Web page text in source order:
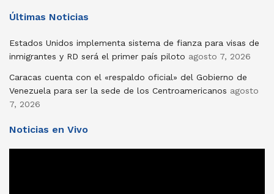
Últimas Noticias
Estados Unidos implementa sistema de fianza para visas de
inmigrantes y RD será el primer país piloto agosto 7, 2026
Caracas cuenta con el «respaldo oficial» del Gobierno de
Venezuela para ser la sede de los Centroamericanos agosto
7, 2026
Noticias en Vivo